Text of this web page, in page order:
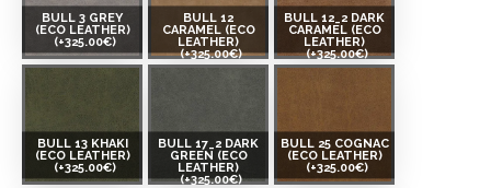
BULL 3 GREY
(ECO LEATHER)
(+325.00€)
BULL 12
CARAMEL (ECO
LEATHER)
(+325.00€)
BULL 12_2 DARK
CARAMEL (ECO
LEATHER)
(+325.00€)
BULL 13 KHAKI
(ECO LEATHER)
(+325.00€)
BULL 17_2 DARK
GREEN (ECO
LEATHER)
(+325.00€)
BULL 25 COGNAC
(ECO LEATHER)
(+325.00€)